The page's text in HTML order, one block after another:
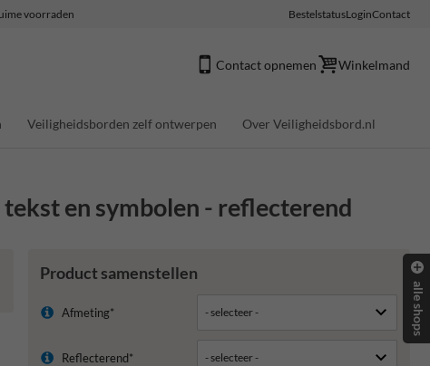
voorraden BestelstatusLoginContact
Contact opnemen Winkelmand
Veiligheidsborden zelf ontwerpen Over Veiligheidsbord.nl
en symbolen - reflecterend
Product samenstellen
Afmeting*
Reflecterend*
alle shops